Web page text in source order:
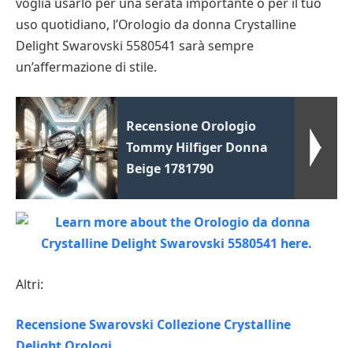
uso quotidiano, l’Orologio da donna Crystalline
Delight Swarovski 5580541 sarà sempre
un’affermazione di stile.
Recensione Orologio
Tommy Hilfiger Donna
Beige 1781790
Altri:
Recensione Swarovski Collezione Crystalline